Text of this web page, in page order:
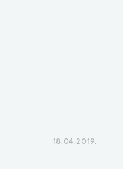
18.04.2019.